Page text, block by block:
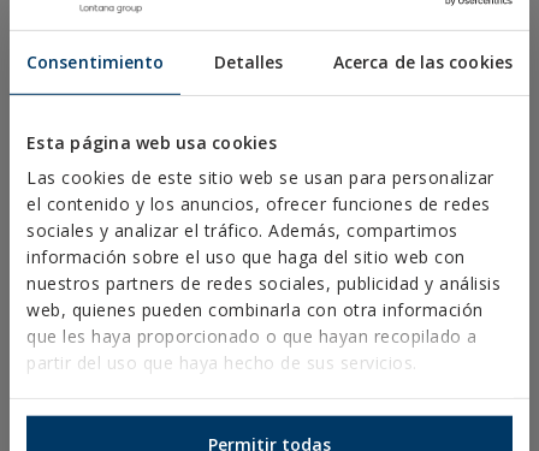
Consentimiento Detalles Acerca de las cookies
Esta página web usa cookies
Las cookies de este sitio web se usan para personalizar
el contenido y los anuncios, ofrecer funciones de redes
sociales y analizar el tráfico. Además, compartimos
información sobre el uso que haga del sitio web con
nuestros partners de redes sociales, publicidad y análisis
web, quienes pueden combinarla con otra información
que les haya proporcionado o que hayan recopilado a
partir del uso que haya hecho de sus servicios.
Permitir todas
TORNILLOS BROCA, ROSCA CHAPA Y PVC
TORNILLOS PARA MADERA
PUNTAS, ALCAYATAS Y HEMBRILLAS
CONECTORES PARA MADERA
TORNILLERÍA NORMALIZADA
BROCAS, PUNTAS Y ACCESORIOS
ABRAZADERAS METÁLICAS PESADAS
ABRAZADERAS METÁLICAS LIGERAS
SISTEMAS DE PROTECCIÓN CONTRA INCENDIOS
SOPORTES PARA CANALONES
ABRAZADERAS PLÁSTICAS